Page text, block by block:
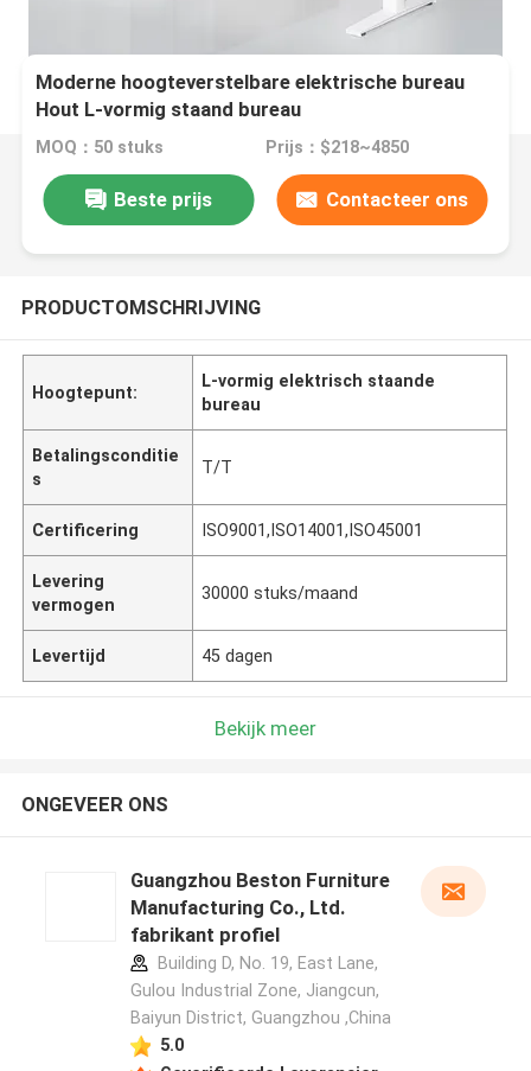
Moderne hoogteverstelbare elektrische bureau
Hout L-vormig staand bureau
MOQ：50 stuks Prijs：$218~4850
Beste prijs Contacteer ons
PRODUCTOMSCHRIJVING
Hoogtepunt:
L-vormig elektrisch staande
bureau
Betalingsconditie
s
T/T
Certificering ISO9001,ISO14001,ISO45001
Levering
vermogen
30000 stuks/maand
Levertijd 45 dagen
Bekijk meer
ONGEVEER ONS
Guangzhou Beston Furniture
Manufacturing Co., Ltd.
fabrikant profiel
Building D, No. 19, East Lane,
Gulou Industrial Zone, Jiangcun,
Baiyun District, Guangzhou ,China
5.0